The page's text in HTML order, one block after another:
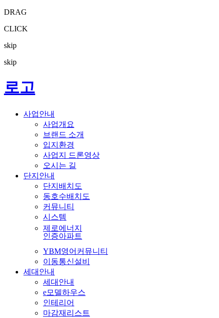
DRAG
CLICK
skip
skip
로고
사업안내
사업개요
브랜드 소개
입지환경
사업지 드론영상
오시는 길
단지안내
단지배치도
동호수배치도
커뮤니티
시스템
제로에너지
인증아파트
YBM영어커뮤니티
이동통신설비
세대안내
세대안내
e모델하우스
인테리어
마감재리스트